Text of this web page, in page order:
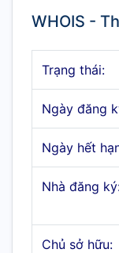
WHOIS -
Trạng thái:
Ngày đăng
Ngày hết
Nhà đăng
Chủ sở hữu: